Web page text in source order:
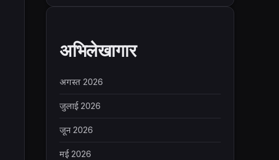
अभिलेखागार
अगस्त 2026
जुलाई 2026
जून 2026
मई 2026